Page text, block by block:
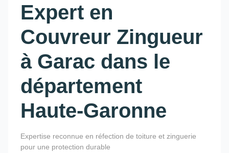
Expert en
Couvreur Zingueur
à Garac dans le
département
Haute-Garonne
Expertise reconnue en réfection de toiture et zinguerie
pour une protection durable